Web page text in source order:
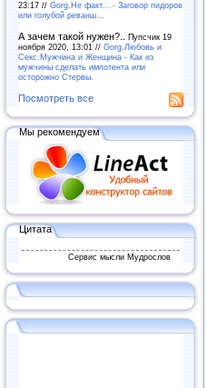
23:17 // Gorg.Не факт... - Заговор пидоров
или голубой реванш…
А зачем такой нужен?.. Пупсчик 19
ноября 2020, 13:01 // Gorg.Любовь и
Секс.Мужчина и Женщина - Как из
мужчины сделать импотента или
осторожно Стервы.
Посмотреть все
Мы рекомендуем
Цитата
Сервис мысли Мудрослов